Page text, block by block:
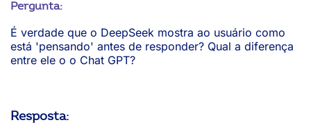
Pergunta:
É verdade que o DeepSeek mostra ao usuário como
está 'pensando' antes de responder? Qual a diferença
entre ele o o Chat GPT?
Resposta: